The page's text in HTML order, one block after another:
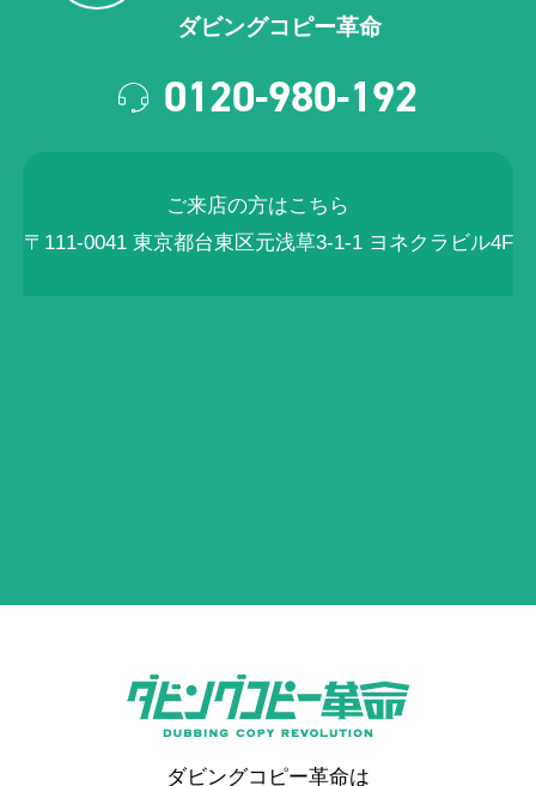
ダビングコピー革命
0120-980-192
ご来店の方はこちら
〒111-0041 東京都台東区元浅草3-1-1 ヨネクラビル4F
ダビングコピー革命は